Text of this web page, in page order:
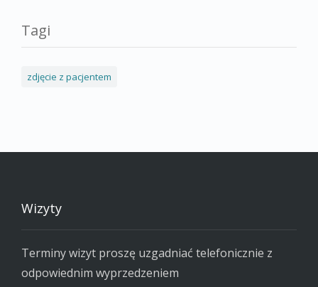
Tagi
zdjęcie z pacjentem
Wizyty
Terminy wizyt proszę uzgadniać telefonicznie z
odpowiednim wyprzedzeniem